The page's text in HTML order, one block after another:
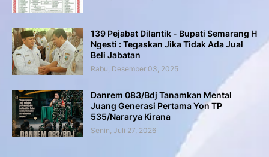
139 Pejabat Dilantik - Bupati Semarang H
Ngesti : Tegaskan Jika Tidak Ada Jual
Beli Jabatan
Rabu, Desember 03, 2025
Danrem 083/Bdj Tanamkan Mental
Juang Generasi Pertama Yon TP
535/Nararya Kirana
Senin, Juli 27, 2026